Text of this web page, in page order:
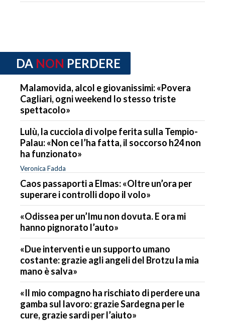
DA NON PERDERE
Malamovida, alcol e giovanissimi: «Povera
Cagliari, ogni weekend lo stesso triste
spettacolo»
Lulù, la cucciola di volpe ferita sulla Tempio-
Palau: «Non ce l’ha fatta, il soccorso h24 non
ha funzionato»
Veronica Fadda
Caos passaporti a Elmas: «Oltre un’ora per
superare i controlli dopo il volo»
«Odissea per un’Imu non dovuta. E ora mi
hanno pignorato l’auto»
«Due interventi e un supporto umano
costante: grazie agli angeli del Brotzu la mia
mano è salva»
«Il mio compagno ha rischiato di perdere una
gamba sul lavoro: grazie Sardegna per le
cure, grazie sardi per l’aiuto»